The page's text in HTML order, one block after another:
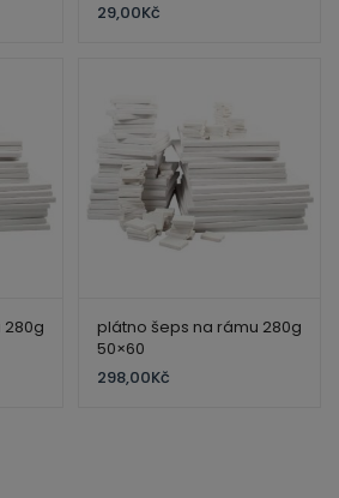
29,00Kč
plátno šeps na rámu 280g
50×60
298,00Kč